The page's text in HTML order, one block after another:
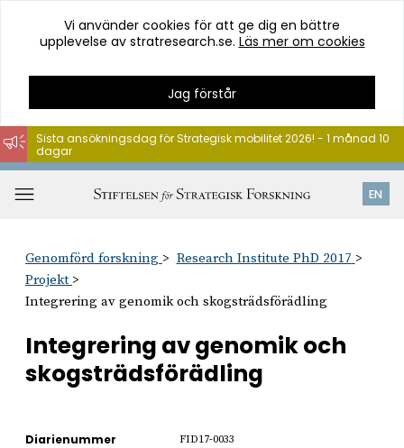
Hoppa
till
innehåll
Vi använder cookies för att ge dig en bättre
upplevelse av stratresearch.se. Läs mer om cookies
Jag förstår
EN
Sista ansökningsdag för Strategisk mobilitet 2026! - 1 månad 10
dagar
Genomförd forskning
Research Institute PhD 2017
Projekt
Integrering av genomik och skogsträdsförädling
Integrering av genomik och
skogsträdsförädling
Diarienummer FID17-0033